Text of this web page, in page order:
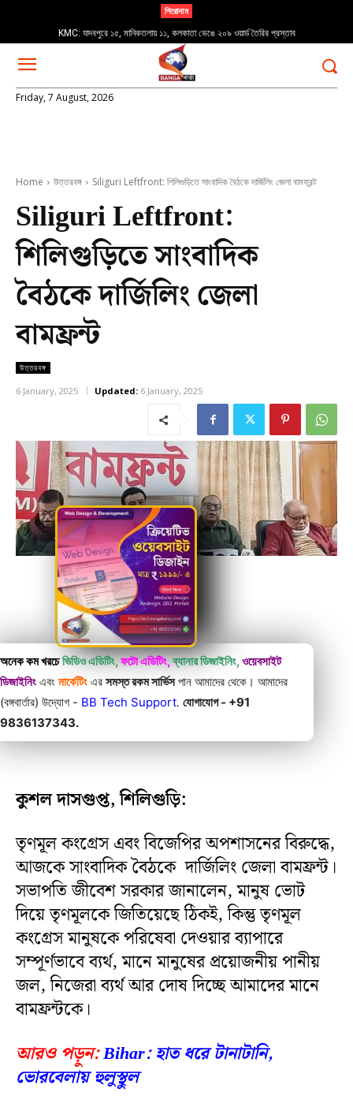
শিরোনাম
KMC: যাদবপুরে ১৫, মানিকতলায় ১১, কলকাতা ভেঙে ২০৯ ওয়ার্ড তৈরির প্রস্তাব
Friday, 7 August, 2026
Home উত্তরবঙ্গ Siliguri Leftfront: শিলিগুড়িতে সাংবাদিক বৈঠকে দার্জিলিং জেলা বামফ্রন্ট
Siliguri Leftfront:
শিলিগুড়িতে সাংবাদিক
বৈঠকে দার্জিলিং জেলা
বামফ্রন্ট
উত্তরবঙ্গ
6 January, 2025 Updated: 6 January, 2025
অনেক কম খরচে ভিডিও এডিটিং,ফটো এডিটিং,ব্যানার ডিজাইনিং,ওয়েবসাইট
ডিজাইনিং এবং মার্কেটিং এর সমস্ত রকম সার্ভিসপান আমাদের থেকে। আমাদের
(বঙ্গবার্তার) উদ্যোগ - BB Tech Support. যোগাযোগ - +91
9836137343.
কুশল দাসগুপ্ত, শিলিগুড়ি:
তৃণমূল কংগ্রেস এবং বিজেপির অপশাসনের বিরুদ্ধে,
আজকে সাংবাদিক বৈঠকে দার্জিলিং জেলা বামফ্রন্ট।
সভাপতি জীবেশ সরকার জানালেন, মানুষ ভোট
দিয়ে তৃণমূলকে জিতিয়েছে ঠিকই, কিন্তু তৃণমূল
কংগ্রেস মানুষকে পরিষেবা দেওয়ার ব্যাপারে
সম্পূর্ণভাবে ব্যর্থ, মানে মানুষের প্রয়োজনীয় পানীয়
জল, নিজেরা ব্যর্থ আর দোষ দিচ্ছে আমাদের মানে
বামফ্রন্টকে।
আরও পড়ুন:Bihar: হাত ধরে টানাটানি,
ভোরবেলায় হুলুস্থুল